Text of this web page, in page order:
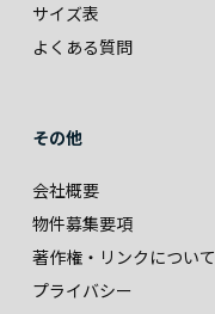
サイズ表
よくある質問
その他
会社概要
物件募集要項
著作権・リンクについて
プライバシー